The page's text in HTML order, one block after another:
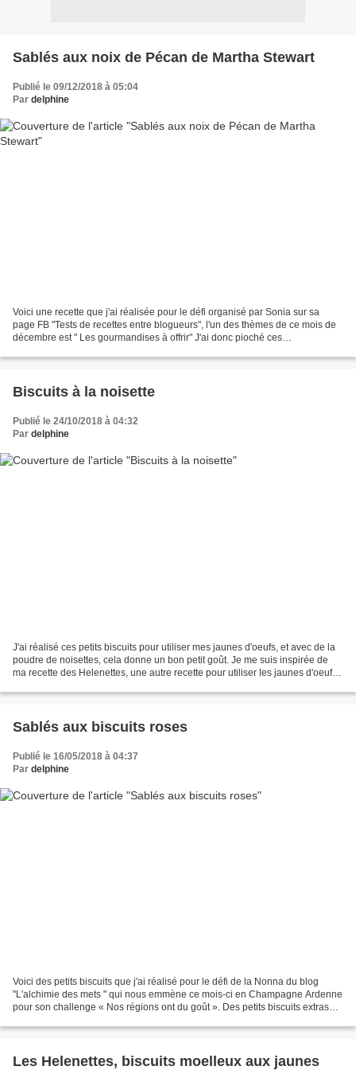
Sablés aux noix de Pécan de Martha Stewart
Publié le 09/12/2018 à 05:04
Par delphine
Voici une recette que j'ai réalisée pour le défi organisé par Sonia sur sa
page FB "Tests de recettes entre blogueurs", l'un des thèmes de ce mois de
décembre est " Les gourmandises à offrir" J'ai donc pioché ces
Biscuits à la noisette
Publié le 24/10/2018 à 04:32
Par delphine
J'ai réalisé ces petits biscuits pour utiliser mes jaunes d'oeufs, et avec de la
poudre de noisettes, cela donne un bon petit goût. Je me suis inspirée de
ma recette des Helenettes, une autre recette pour utiliser les jaunes d'oeufs.
Sablés aux biscuits roses
Publié le 16/05/2018 à 04:37
Par delphine
Voici des petits biscuits que j'ai réalisé pour le défi de la Nonna du blog
"L'alchimie des mets " qui nous emmène ce mois-ci en Champagne Ardenne
pour son challenge « Nos régions ont du goût ». Des petits biscuits extras
Les Helenettes, biscuits moelleux aux jaunes